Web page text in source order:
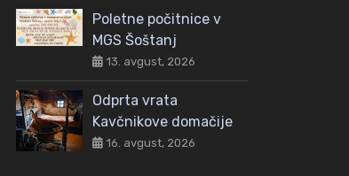
Poletne počitnice v
MGS Šoštanj
13. avgust, 2026
Odprta vrata
Kavčnikove domačije
16. avgust, 2026